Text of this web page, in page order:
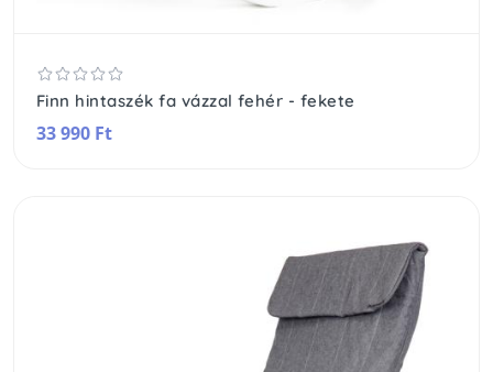
Finn hintaszék fa vázzal fehér - fekete
33 990 Ft